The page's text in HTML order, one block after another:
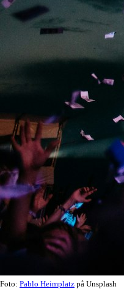
Foto: Pablo Heimplatz på Unsplash